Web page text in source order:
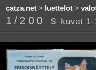
catza.net> luettelot>
1/200 s kuvat 1-